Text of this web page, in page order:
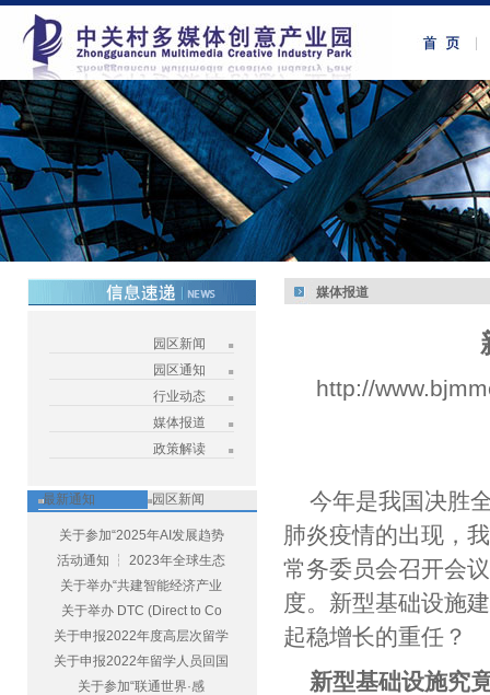
园区新闻
园区通知
行业动态
媒体报道
政策解读
最新通知 园区新闻
关于参加“2025年AI发展趋势
活动通知 ┆ 2023年全球生态
关于举办“共建智能经济产业
关于举办 DTC (Direct to Co
关于申报2022年度高层次留学
关于申报2022年留学人员回国
关于参加“联通世界·感
媒体报道
http://
今年是我国决胜
肺炎疫情的出现，
常务委员会召开会
度。新型基础设施
起稳增长的重任？
新型基础设施究